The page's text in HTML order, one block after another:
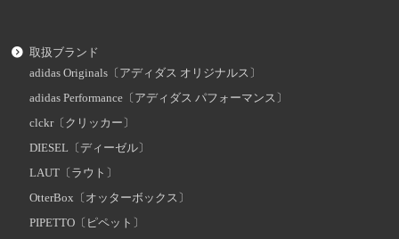
取扱ブランド
adidas Originals〔アディダス オリジナルス〕
adidas Performance〔アディダス パフォーマンス〕
clckr〔クリッカー〕
DIESEL〔ディーゼル〕
LAUT〔ラウト〕
OtterBox〔オッターボックス〕
PIPETTO〔ピペット〕